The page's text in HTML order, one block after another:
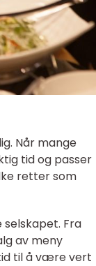
Når mange
tid og passer
retter som
Fra
av meny
til å være vert